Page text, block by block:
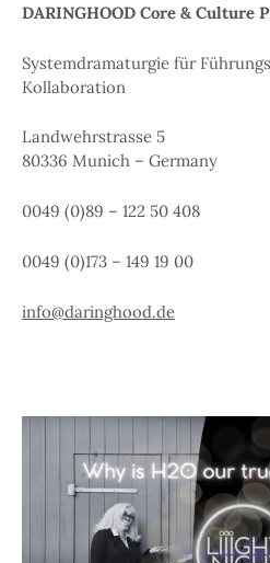
DARINGHOOD Core & Culture
Systemdramaturgie für
Kollaboration
Landwehrstrasse 5
80336 Munich – Germany
0049 (0)89 – 122 50 408
0049 (0)173 – 149 19 00
info@daringhood.de